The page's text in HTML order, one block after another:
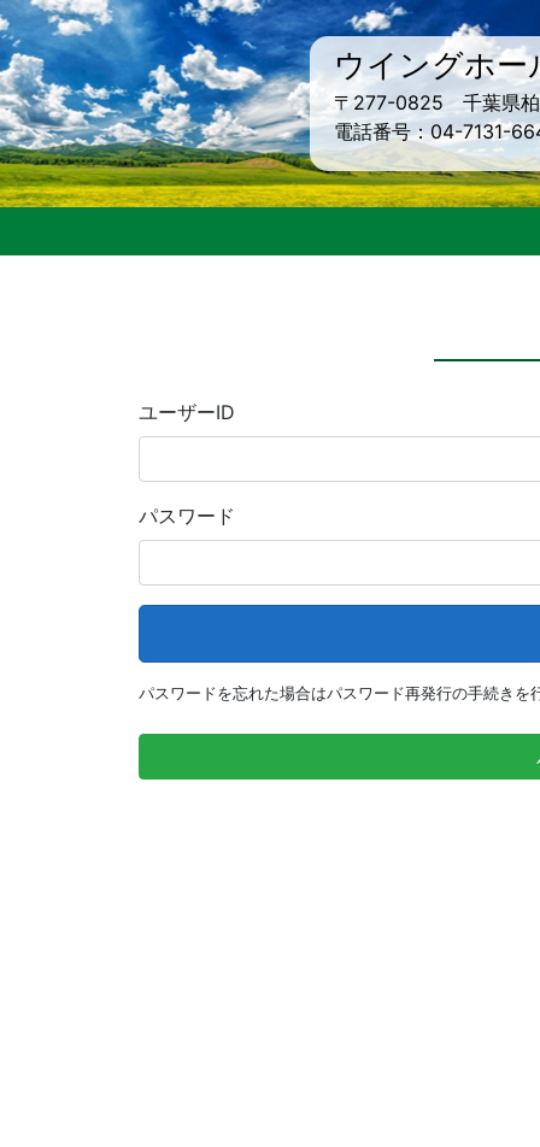
ウイングホー
〒277-0825 千葉県柏
電話番号：04-7131-
ユーザーID
パスワード
パスワードを忘れた場合はパスワード再発行の手続きを